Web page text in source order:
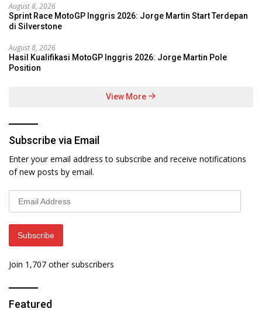
August 8, 2026
Sprint Race MotoGP Inggris 2026: Jorge Martin Start Terdepan
di Silverstone
August 8, 2026
Hasil Kualifikasi MotoGP Inggris 2026: Jorge Martin Pole
Position
View More
Subscribe via Email
Enter your email address to subscribe and receive notifications
of new posts by email.
Subscribe
Join 1,707 other subscribers
Featured